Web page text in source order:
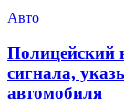
Авто
Полицейский
сигнала,
автомобиля